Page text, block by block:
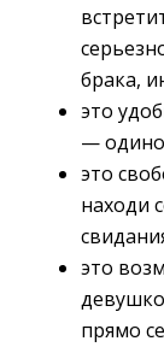
брака,
это
—
это
находи
это
прямо